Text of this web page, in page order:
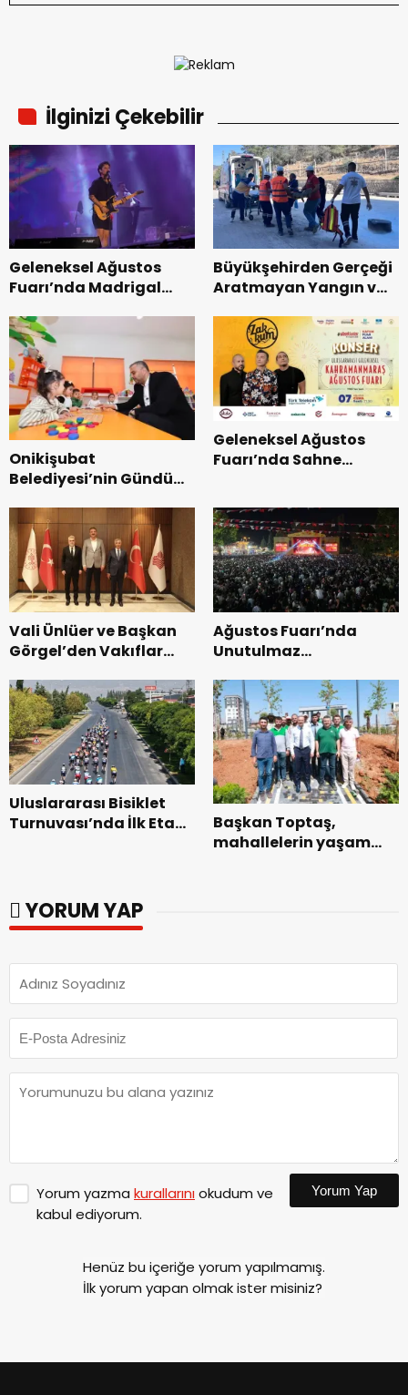
İlginizi Çekebilir
Geleneksel Ağustos
Fuarı’nda Madrigal
Büyükşehirden Gerçeği
Aratmayan Yangın ve
Onikişubat
Belediyesi’nin Gündüz
dönemin ön kayıtları
başladı.
Geleneksel Ağustos
Fuarı’nda Sahne
Vali Ünlüer ve Başkan
Görgel’den Vakıflar
ziyaret.
Ağustos Fuarı’nda
Unutulmaz
Uluslararası Bisiklet
Turnuvası’nda İlk Etap
Başkan Toptaş,
mahallelerin yaşam
YORUM YAP
Yorum yazma kurallarınıokudum ve
kabul ediyorum.
Yorum Yap
Henüz bu içeriğe yorum yapılmamış.
İlk yorum yapan olmak ister misiniz?